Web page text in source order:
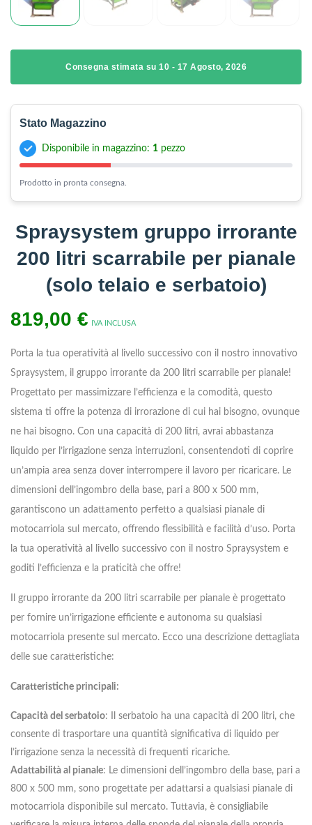
Consegna stimata su 10 - 17 Agosto, 2026
Stato Magazzino
Disponibile in magazzino: 1 pezzo
Prodotto in pronta consegna.
Spraysystem gruppo irrorante
200 litri scarrabile per pianale
(solo telaio e serbatoio)
819,00 € IVA INCLUSA
Porta la tua operatività al livello successivo con il nostro innovativo
Spraysystem, il gruppo irrorante da 200 litri scarrabile per pianale!
Progettato per massimizzare l’efficienza e la comodità, questo
sistema ti offre la potenza di irrorazione di cui hai bisogno, ovunque
ne hai bisogno. Con una capacità di 200 litri, avrai abbastanza
liquido per l’irrigazione senza interruzioni, consentendoti di coprire
un’ampia area senza dover interrompere il lavoro per ricaricare. Le
dimensioni dell’ingombro della base, pari a 800 x 500 mm,
garantiscono un adattamento perfetto a qualsiasi pianale di
motocarriola sul mercato, offrendo flessibilità e facilità d’uso. Porta
la tua operatività al livello successivo con il nostro Spraysystem e
goditi l’efficienza e la praticità che offre!
Il gruppo irrorante da 200 litri scarrabile per pianale è progettato
per fornire un’irrigazione efficiente e autonoma su qualsiasi
motocarriola presente sul mercato. Ecco una descrizione dettagliata
delle sue caratteristiche:
Caratteristiche principali:
Capacità del serbatoio: Il serbatoio ha una capacità di 200 litri, che
consente di trasportare una quantità significativa di liquido per
l’irrigazione senza la necessità di frequenti ricariche.
Adattabilità al pianale: Le dimensioni dell’ingombro della base, pari a
800 x 500 mm, sono progettate per adattarsi a qualsiasi pianale di
motocarriola disponibile sul mercato. Tuttavia, è consigliabile